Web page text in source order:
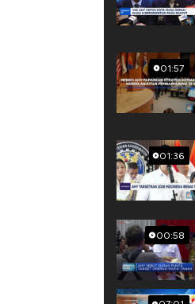
01:57
01:36
00:58